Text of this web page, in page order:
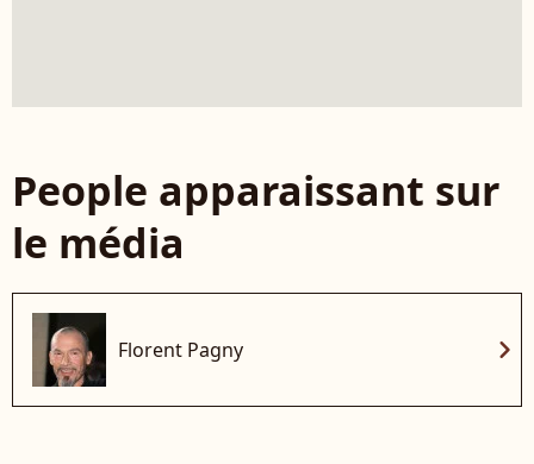
People apparaissant sur
le média
Florent Pagny chevron_right